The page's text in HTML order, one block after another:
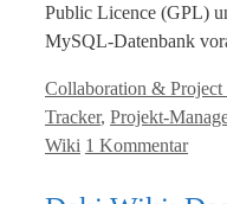
Public Licence (GPL)
MySQL-Datenbank
Kategorien
Collaboration & Project
Tracker, Projekt-
Wiki 1 Kommentar